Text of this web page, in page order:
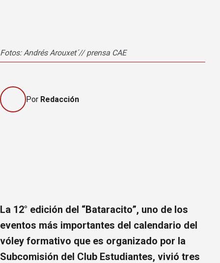
Fotos: Andrés Arouxet´// prensa CAE
Por Redacción
La 12° edición del “Bataracito”, uno de los
eventos más importantes del calendario del
vóley formativo que es organizado por la
Subcomisión del Club Estudiantes, vivió tres